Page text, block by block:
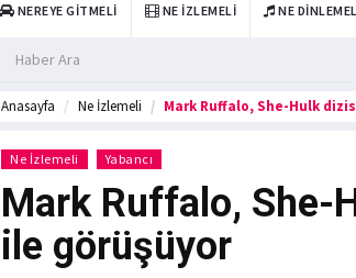
NEREYE GITMELI NE İZLEMELI NE
Anasayfa Ne İzlemeli Mark Ruffalo, She-Hulk
Ne İzlemeli Yabancı
Mark Ruffalo, She-
ile görüşüyor